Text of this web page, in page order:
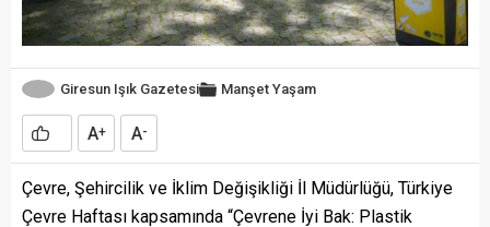
Giresun Işık Gazetesi Manşet Yaşam
A+ A-
Çevre, Şehircilik ve İklim Değişikliği İl Müdürlüğü, Türkiye
Çevre Haftası kapsamında “Çevrene İyi Bak: Plastik